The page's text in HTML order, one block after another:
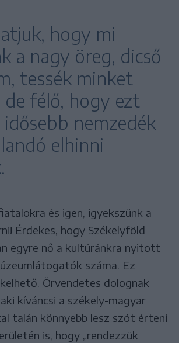
hogy mi
a nagy öreg, dicső
tessék minket
de félő, hogy ezt
idősebb nemzedék
elhinni
és igen, igyekszünk a
Érdekes, hogy Székelyföld
egyre nő a kultúránkra nyitott
száma. Ez
Örvendetes dolognak
kíváncsi a székely-magyar
talán könnyebb lesz szót érteni
is, hogy „rendezzük